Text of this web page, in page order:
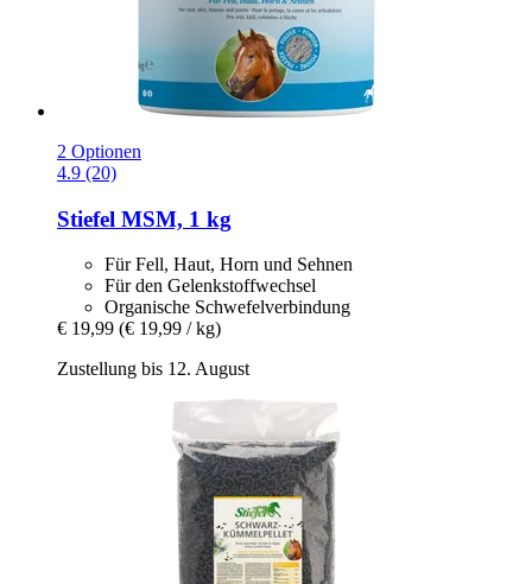
2 Optionen
4.9 (20)
Stiefel MSM, 1 kg
Für Fell, Haut, Horn und Sehnen
Für den Gelenkstoffwechsel
Organische Schwefelverbindung
€ 19,99 (€ 19,99 / kg)
Zustellung bis 12. August